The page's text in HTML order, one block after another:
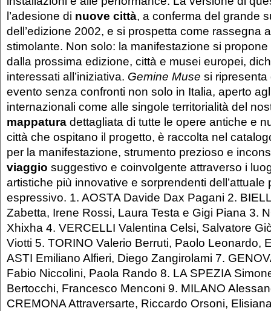
l’adesione di nuove città, a conferma del grande
dell’edizione 2002, e si prospetta come rassegna
stimolante. Non solo: la manifestazione si
dalla prossima edizione, città e musei europei,
interessati all’iniziativa. Gemine Muse si
evento senza confronti non solo in Italia, aperto
internazionali come alle singole territorialità del
mappatura dettagliata di tutte le opere antiche e
città che ospitano il progetto, è raccolta nel
per la manifestazione, strumento prezioso e
viaggio suggestivo e coinvolgente attraverso i
artistiche più innovative e sorprendenti dell’attuale
espressivo. 1. AOSTA Davide Dax Pagani 2.
Zabetta, Irene Rossi, Laura Testa e Gigi Piana 3.
Xhixha 4. VERCELLI Valentina Celsi, Salvatore
Viotti 5. TORINO Valerio Berruti, Paolo Leonardo,
ASTI Emiliano Alfieri, Diego Zangirolami 7.
Fabio Niccolini, Paola Rando 8. LA SPEZIA
Bertocchi, Francesco Menconi 9. MILANO
CREMONA Attraversarte, Riccardo Orsoni,